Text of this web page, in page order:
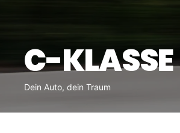
C-KLASSE
Dein Auto, dein Traum